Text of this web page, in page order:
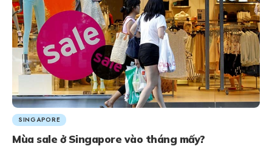
SINGAPORE
Mùa sale ở Singapore vào tháng mấy?